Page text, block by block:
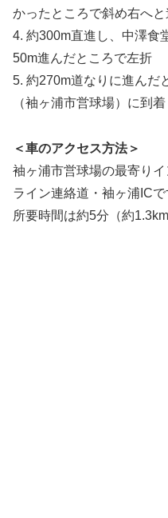
かったところで斜め右へと
4. 約300m直進し、中澤食
50m進んだところで左折
5. 約270m道なりに進んだ
（袖ヶ浦市営球場）に到着
＜車のアクセス方法＞
袖ヶ浦市営球場の最寄り
ライン連絡道・袖ヶ浦ICで
所要時間は約5分（約1.3km